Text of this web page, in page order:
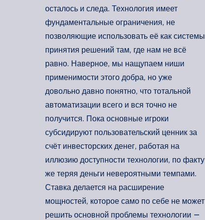
осталось и следа. Технология имеет
фундаментальные ограничения, не
позволяющие использовать её как системы
принятия решений там, где нам не всё
равно. Наверное, мы нащупаем ниши
применимости этого добра, но уже
довольно давно понятно, что тотальной
автоматизации всего и вся точно не
получится. Пока основные игроки
субсидируют пользовательский ценник за
счёт инвесторских денег, работая на
иллюзию доступности технологии, по факту
же теряя деньги невероятными темпами.
Ставка делается на расширение
мощностей, которое само по себе не может
решить основной проблемы технологии —